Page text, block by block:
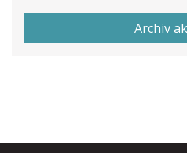
Archiv